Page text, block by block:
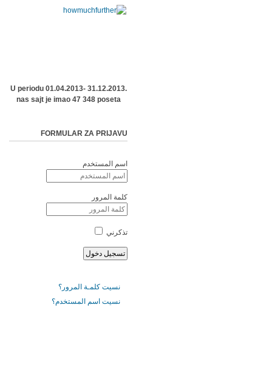
U periodu 01.04.2013- 31.12.2013.
nas sajt je imao 47 348 poseta
FORMULAR ZA PRIJAVU
اسم المستخدم
كلمة المرور
تذكرني
نسيت كلمـة المرور؟
نسيت اسم المستخدم؟